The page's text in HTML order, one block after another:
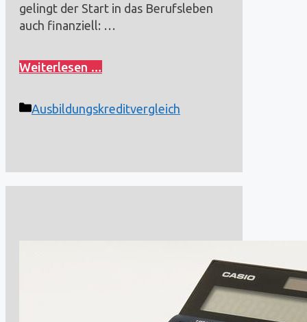
gelingt der Start in das Berufsleben
auch finanziell: …
Weiterlesen …
Kategorien
Ausbildungskreditvergleich